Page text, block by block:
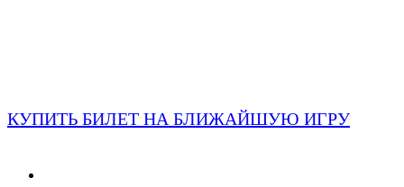
КУПИТЬ БИЛЕТ НА БЛИЖАЙШУЮ ИГРУ